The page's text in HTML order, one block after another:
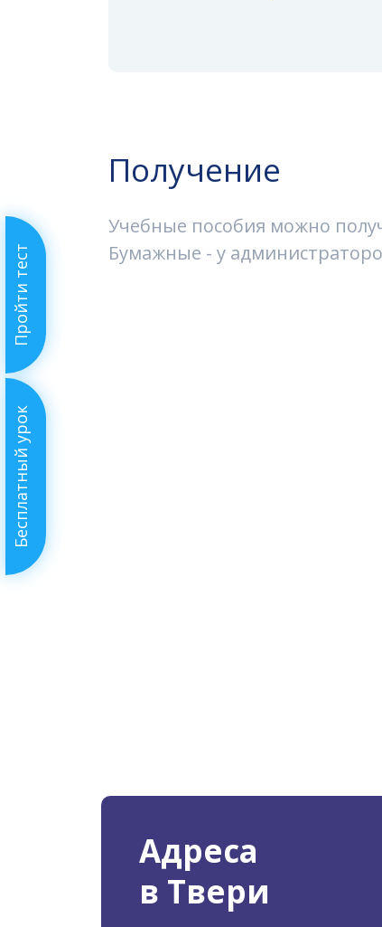
Бесплатный урок
Пройти тест
Получение
Учебные пособия можно
Бумажные - у
Адреса
в Твери